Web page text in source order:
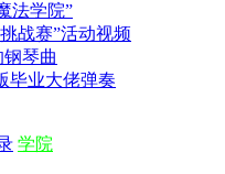
法学院”
战赛”活动视频
琴曲
毕业大佬弹奏
学院